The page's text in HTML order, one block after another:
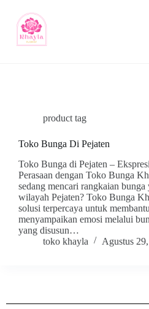
product tag
Toko Bunga Di Pejaten
Toko Bunga di Pejaten –
Perasaan dengan Toko Bunga
sedang mencari rangkaian bunga
wilayah Pejaten? Toko Bunga
solusi terpercaya untuk
menyampaikan emosi melalui
yang disusun…
toko khayla
Agustus